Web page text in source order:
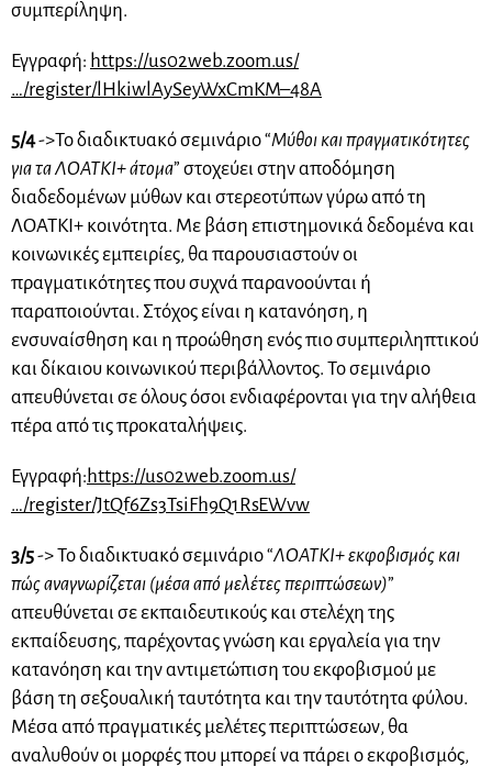
συμπερίληψη.
Εγγραφή: https://us02web.zoom.us/
…/register/lHkiwlAySeyWxCmKM–48A
5/4->Το διαδικτυακό σεμινάριο “Μύθοι και πραγματικότητες
για τα ΛΟΑΤΚΙ+ άτομα” στοχεύει στην αποδόμηση
διαδεδομένων μύθων και στερεοτύπων γύρω από τη
ΛΟΑΤΚΙ+ κοινότητα. Με βάση επιστημονικά δεδομένα και
κοινωνικές εμπειρίες, θα παρουσιαστούν οι
πραγματικότητες που συχνά παρανοούνται ή
παραποιούνται. Στόχος είναι η κατανόηση, η
ενσυναίσθηση και η προώθηση ενός πιο συμπεριληπτικού
και δίκαιου κοινωνικού περιβάλλοντος. Το σεμινάριο
απευθύνεται σε όλους όσοι ενδιαφέρονται για την αλήθεια
πέρα από τις προκαταλήψεις.
Εγγραφή: https://us02web.zoom.us/
…/register/JtQf6Zs3TsiFh9Q1RsEWvw
3/5-> Το διαδικτυακό σεμινάριο “ΛΟΑΤΚΙ+ εκφοβισμός και
πώς αναγνωρίζεται (μέσα από μελέτες περιπτώσεων)”
απευθύνεται σε εκπαιδευτικούς και στελέχη της
εκπαίδευσης, παρέχοντας γνώση και εργαλεία για την
κατανόηση και την αντιμετώπιση του εκφοβισμού με
βάση τη σεξουαλική ταυτότητα και την ταυτότητα φύλου.
Μέσα από πραγματικές μελέτες περιπτώσεων, θα
αναλυθούν οι μορφές που μπορεί να πάρει ο εκφοβισμός,